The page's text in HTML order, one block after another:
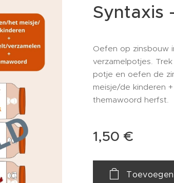
Syntaxis
Oefen op zinsbouw
verzamelpotjes.
potje en oefen de
meisje/de kinderen
themawoord herfst.
1,50 €